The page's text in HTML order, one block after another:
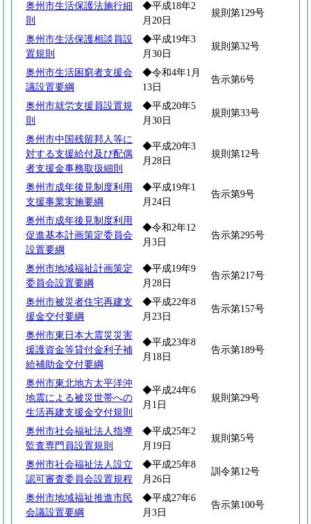
奥州市生活保護法施行細
則
◆平成18年2
月20日
規則第129号
奥州市生活保護相談員設
置規則
◆平成19年3
月30日
規則第32号
奥州市生活困窮者支援会
議設置要綱
◆令和4年1月
13日
告示第6号
奥州市就労支援員設置規
則
◆平成20年5
月30日
規則第33号
奥州市中国残留邦人等に
対する支援給付及び配偶
者支援金事務取扱細則
◆平成20年3
月28日
規則第12号
奥州市成年後見制度利用
支援事業実施要綱
◆平成19年1
月24日
告示第9号
奥州市成年後見制度利用
促進基本計画策定委員会
設置要綱
◆令和2年12
月3日
告示第295号
奥州市地域福祉計画策定
委員会設置要綱
◆平成19年9
月28日
告示第217号
奥州市被災者住宅再建支
援金交付要綱
◆平成22年8
月23日
告示第157号
奥州市東日本大震災災害
援護資金等貸付金利子補
給補助金交付要綱
◆平成23年8
月18日
告示第189号
奥州市東北地方太平洋沖
地震による被災世帯への
生活再建支援金交付規則
◆平成24年6
月1日
規則第29号
奥州市社会福祉法人指導
監査専門員設置規則
◆平成25年2
月19日
規則第5号
奥州市社会福祉法人設立
認可審査委員会設置規程
◆平成25年8
月26日
訓令第12号
奥州市地域福祉推進市民
会議設置要綱
◆平成27年6
月3日
告示第100号